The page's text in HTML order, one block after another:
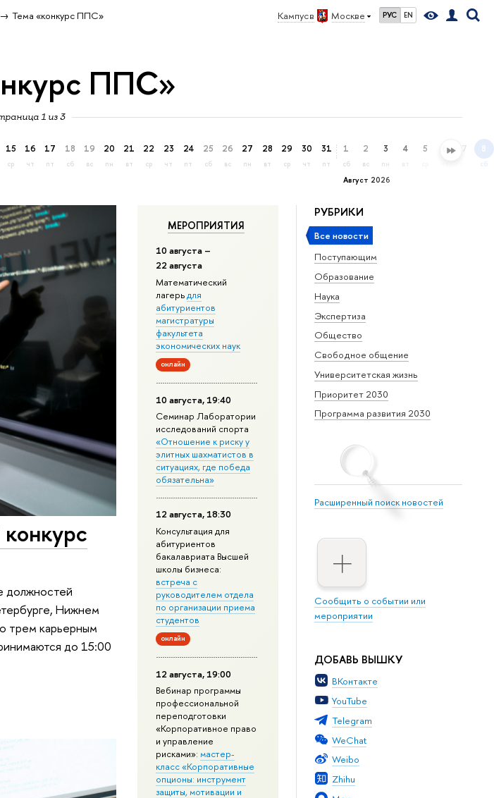
Кампус в Москве РУС EN
Тема «конкурс ППС»
ППС»
1 из 3
15
ср
16
чт
17
пт
18
сб
19
вс
20
пн
21
вт
22
ср
23
чт
24
пт
25
сб
26
вс
27
пн
28
вт
29
ср
30
чт
31
пт
Август 2026
1
сб
2
вс
3
пн
4 5 6 7 8
сб
РУБРИКИ
Все новости
Поступающим
Образование
Наука
Экспертиза
Общество
Свободное общение
Университетская жизнь
Приоритет 2030
Программа развития 2030
Расширенный поиск новостей
Сообщить о событии или
мероприятии
ДОБАВЬ ВЫШКУ
ВКонтакте
YouTube
Telegram
WeChat
Weibo
Zhihu
МЕРОПРИЯТИЯ
10 августа –
22 августа
Математический
лагерьдля
абитуриентов
магистратуры
факультета
экономических наук
онлайн
10 августа, 19:40
Семинар Лаборатории
исследований спорта
«Отношение к риску у
элитных шахматистов в
ситуациях, где победа
обязательна»
12 августа, 18:30
Консультация для
абитуриентов
бакалавриата Высшей
школы бизнеса:
встреча с
руководителем отдела
по организации приема
студентов
онлайн
12 августа, 19:00
Вебинар программы
профессиональной
переподготовки
«Корпоративное право
и управление
рисками»: мастер-
класс «Корпоративные
опционы: инструмент
защиты, мотивации и
должностей
Нижнем
трем карьерным
до 15:00